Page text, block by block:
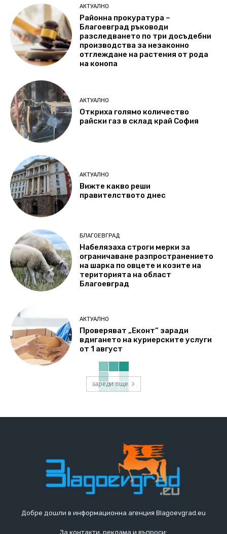
АКТУАЛНО
Районна прокуратура –
Благоевград ръководи
разследването по три досъдебни
производства за незаконно
отглеждане на растения от рода
на конопа
АКТУАЛНО
Откриха голямо количество
райски газ в склад край София
АКТУАЛНО
Вижте какво реши
правителството днес
БЛАГОЕВГРАД
Набелязаха строги мерки за
ограничаване разпространението
на шарка по овцете и козите на
територията на област
Благоевград
АКТУАЛНО
Проверяват „Еконт“ заради
вдигането на куриерските услуги
от 1 август
зареди още
Добре дошли в информационна агенция Blagoevgrad.eu
За контакти, реклама и въпроси: